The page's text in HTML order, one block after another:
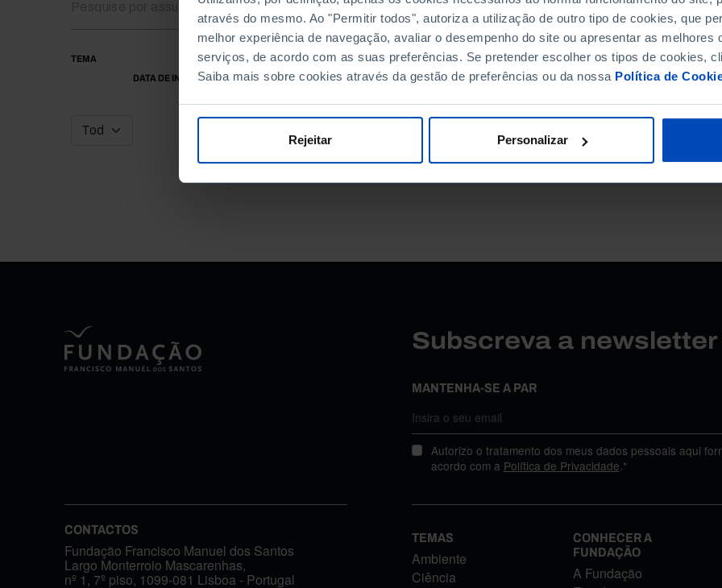
através do mesmo. Ao "Permitir todos", autoriza a utilização de outro tipo de cookies, que
melhor experiência de navegação, avaliar o desempenho do site ou apresentar as melhores
serviços, de acordo com as suas preferências. Se pretender escolher os tipos de cookies,
Saiba mais sobre cookies através da gestão de preferências ou da nossa Política de
Rejeitar Personalizar
TEMA
DATA DE INÍCIO
DATA DE FIM
Subscreva a
MANTENHA-SE A PAR
Autorizo o tratamento dos meus dados pessoais aqui
acordo com a Política de Privacidade.*
CONTACTOS
Fundação Francisco Manuel dos Santos
Largo Monterroio Mascarenhas,
nº 1, 7º piso, 1099-081 Lisboa - Portugal
TEMAS
Ambiente
Ciência
CONHECER A
FUNDAÇÃO
A Fundação